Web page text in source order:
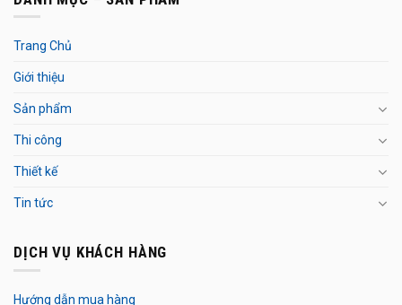
Trang Chủ
Giới thiệu
Sản phẩm
Thi công
Thiết kế
Tin tức
DỊCH VỤ KHÁCH HÀNG
Hướng dẫn mua hàng